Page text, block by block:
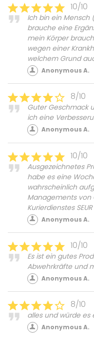
10/10
Ich bin ein
brauche eine
mein Körper
wegen einer
welchem Grund
Anonymous A.
8/10
Guter Geschmack
ich eine
Anonymous A.
10/10
Ausgezeichnetes
habe es eine
wahrscheinlich
Managements von
Kurierdienstes SEUR
Anonymous A.
10/10
Es ist ein gutes
Abwehrkräfte und
Anonymous A.
8/10
alles und würde es
Anonymous A.